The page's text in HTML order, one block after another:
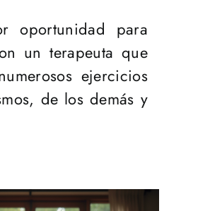
oportunidad para
un terapeuta que
ejercicios
de los demás y